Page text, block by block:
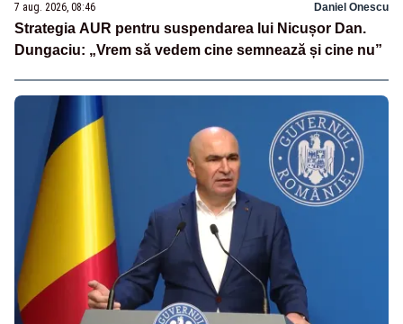
7 aug. 2026, 08:46 Daniel Onescu
Strategia AUR pentru suspendarea lui Nicușor Dan.
Dungaciu: „Vrem să vedem cine semnează și cine nu”